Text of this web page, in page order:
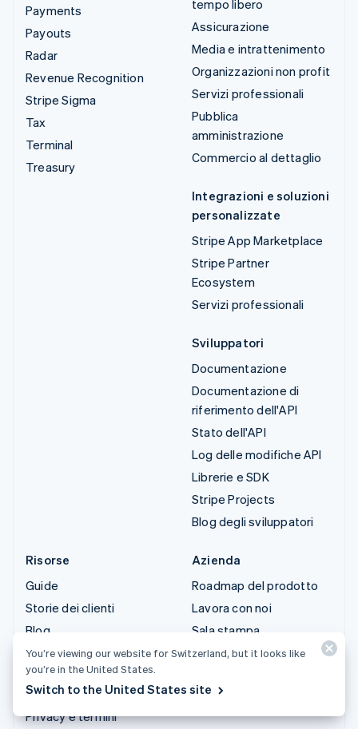
Payments
Payouts
Radar
Revenue Recognition
Stripe Sigma
Tax
Terminal
Treasury
tempo libero
Assicurazione
Media e intrattenimento
Organizzazioni non profit
Servizi professionali
Pubblica
amministrazione
Commercio al dettaglio
Integrazioni e soluzioni
personalizzate
Stripe App Marketplace
Stripe Partner
Ecosystem
Servizi professionali
Sviluppatori
Documentazione
Documentazione di
riferimento dell'API
Stato dell'API
Log delle modifiche API
Librerie e SDK
Stripe Projects
Blog degli sviluppatori
Risorse
Guide
Storie dei clienti
Blog
Community
Conferenza annuale
Sessions
Privacy e termini
Azienda
Roadmap del prodotto
Lavora con noi
Sala stampa
Stripe Press
You’re viewing our website for Switzerland, but it looks like
you’re in the United States.
Switch to the United States site